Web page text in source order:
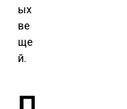
ых
ве
ще
й.